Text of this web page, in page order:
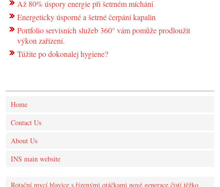
Až 80% úspory energie při šetrném míchání
Energeticky úsporné a šetrné čerpání kapalin
Portfolio servisních služeb 360° vám pomůže prodloužit
výkon zařízení.
Túžite po dokonalej hygiene?
Home
Contact Us
About Us
INS main website
Rotační mycí hlavice s řízenými otáčkami nové generace čistí těžko